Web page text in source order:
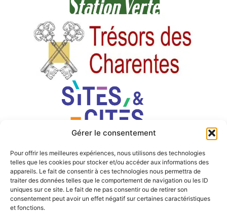
Gérer le consentement
Pour offrir les meilleures expériences, nous utilisons des technologies
telles que les cookies pour stocker et/ou accéder aux informations des
appareils. Le fait de consentir à ces technologies nous permettra de
traiter des données telles que le comportement de navigation ou les ID
uniques sur ce site. Le fait de ne pas consentir ou de retirer son
consentement peut avoir un effet négatif sur certaines caractéristiques
et fonctions.